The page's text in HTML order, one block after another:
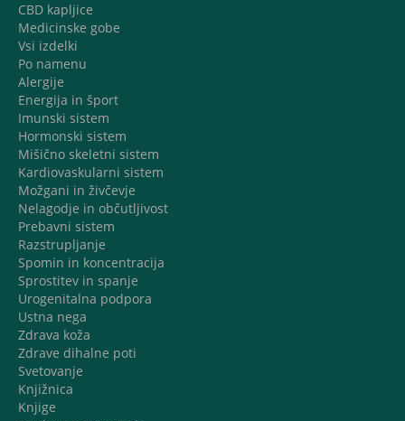
CBD kapljice
Medicinske gobe
Vsi izdelki
Po namenu
Alergije
Energija in šport
Imunski sistem
Hormonski sistem
Mišično skeletni sistem
Kardiovaskularni sistem
Možgani in živčevje
Nelagodje in občutljivost
Prebavni sistem
Razstrupljanje
Spomin in koncentracija
Sprostitev in spanje
Urogenitalna podpora
Ustna nega
Zdrava koža
Zdrave dihalne poti
Svetovanje
Knjižnica
Knjige